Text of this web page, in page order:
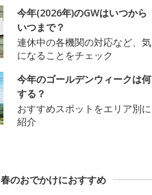
今年(2026年)のGWはいつから
いつまで？
連休中の各機関の対応など、気
になることをチェック
今年のゴールデンウィークは何
する？
おすすめスポットをエリア別に
紹介
春のおでかけにおすすめ